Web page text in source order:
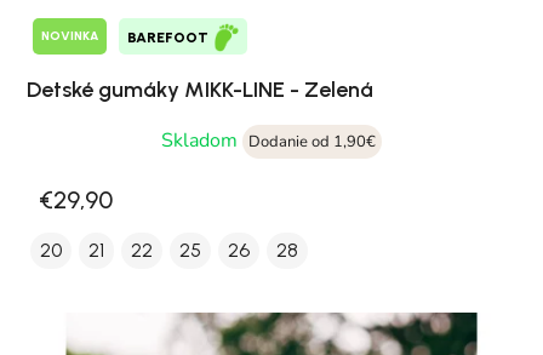
NOVINKA BAREFOOT
Detské gumáky MIKK-LINE - Zelená
Skladom
Dodanie od 1,90€
€29,90
20 21 22 25 26 28